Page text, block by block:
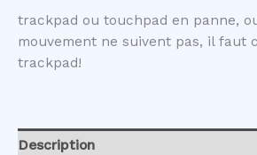
trackpad ou touchpad en panne,
mouvement ne suivent pas, il faut
trackpad!
Description